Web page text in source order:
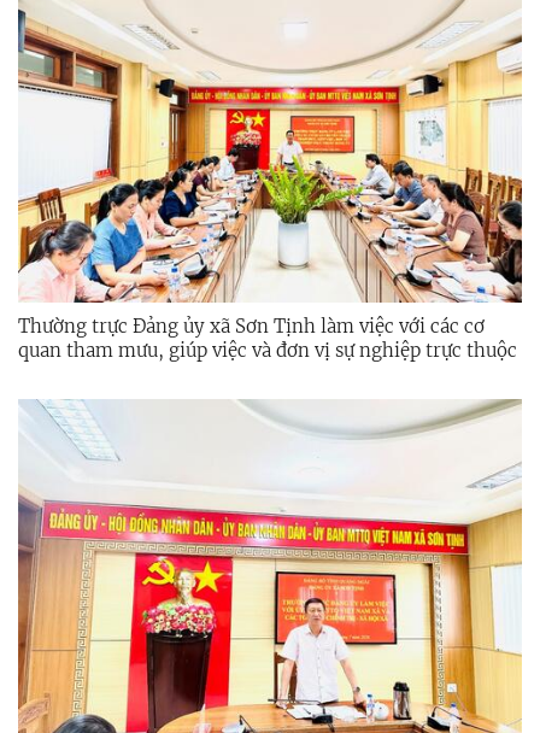
Thường trực Đảng ủy xã Sơn Tịnh làm việc với các cơ
quan tham mưu, giúp việc và đơn vị sự nghiệp trực thuộc